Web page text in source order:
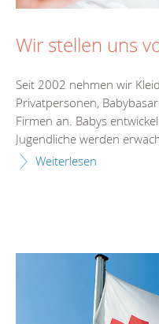
Wir stellen uns
Seit 2002 nehmen wir
Privatpersonen,
Firmen an. Babys
Jugendliche werden
Weiterlesen